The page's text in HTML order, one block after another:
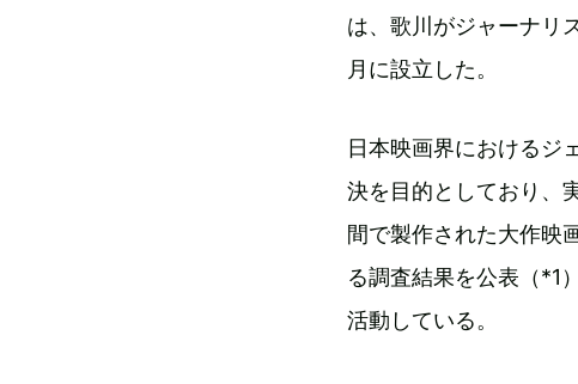
は、歌川がジャーナリ
月に設立した。
日本映画界におけるジ
決を目的としており、
間で製作された大作映
る調査結果を公表（*1
活動している。